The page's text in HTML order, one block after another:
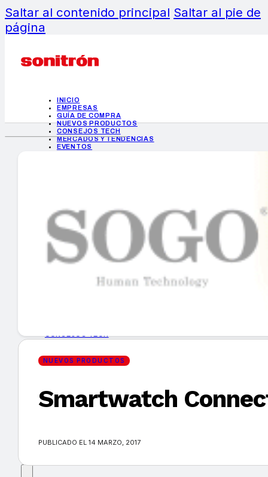
Saltar al contenido principal Saltar al pie de
página
INICIO
EMPRESAS
GUÍA DE COMPRA
NUEVOS PRODUCTOS
CONSEJOS TECH
MERCADOS Y TENDENCIAS
EVENTOS
INICIO
EMPRESAS
GUÍA DE COMPRA
MERCADOS Y TENDENCIAS
NUEVOS PRODUCTOS
Smartwatch
PUBLICADO EL 14 MARZO, 2017